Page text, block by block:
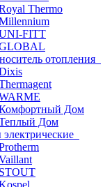
Thermo
FITT
отопления
Дом
Дом
STOUT